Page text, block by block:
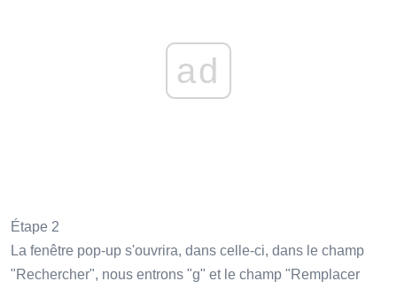
ad
Étape 2
La fenêtre pop-up s'ouvrira, dans celle-ci, dans le champ
"Rechercher", nous entrons "g" et le champ "Remplacer